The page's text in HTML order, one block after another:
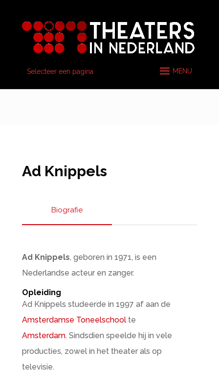
Selecteer een pagina
Ad Knippels
Biografie
Ad Knippels, geboren in 1971, is een
Nederlandse acteur en zanger.
Opleiding
Ad Knippels studeerde in 1997 af aan de
Amsterdamse Toneelschoolte
Amsterdam. Sindsdien speelde hij in vele
producties, zowel in het theater als op
televisie.